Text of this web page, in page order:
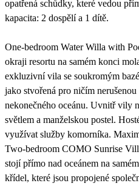
opatřená schůdky, které vedou
kapacita: 2 dospělí a 1 dítě.
One-bedroom Water Willa with
okraji resortu na samém konci
exkluzivní vila se soukromým
jako stvořená pro ničím
nekonečného oceánu. Uvnitř vily
světlem a manželskou postel.
využívat služby komorníka.
Two-bedroom COMO Sunrise
stojí přímo nad oceánem na
křídel, které jsou propojené